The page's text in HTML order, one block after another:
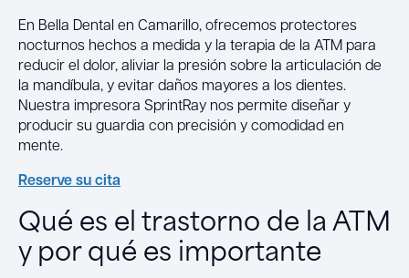
En Bella Dental en Camarillo, ofrecemos protectores
nocturnos hechos a medida y la terapia de la ATM para
reducir el dolor, aliviar la presión sobre la articulación de
la mandíbula, y evitar daños mayores a los dientes.
Nuestra impresora SprintRay nos permite diseñar y
producir su guardia con precisión y comodidad en
mente.
Reserve su cita
Qué es el trastorno de la ATM
y por qué es importante